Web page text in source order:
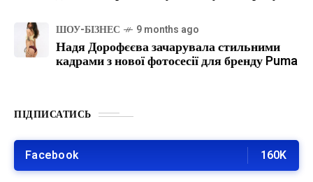
ШОУ-БІЗНЕС 9 months ago
Надя Дорофєєва зачарувала стильними
кадрами з нової фотосесії для бренду Puma
ПІДПИСАТИСЬ
Facebook 160K